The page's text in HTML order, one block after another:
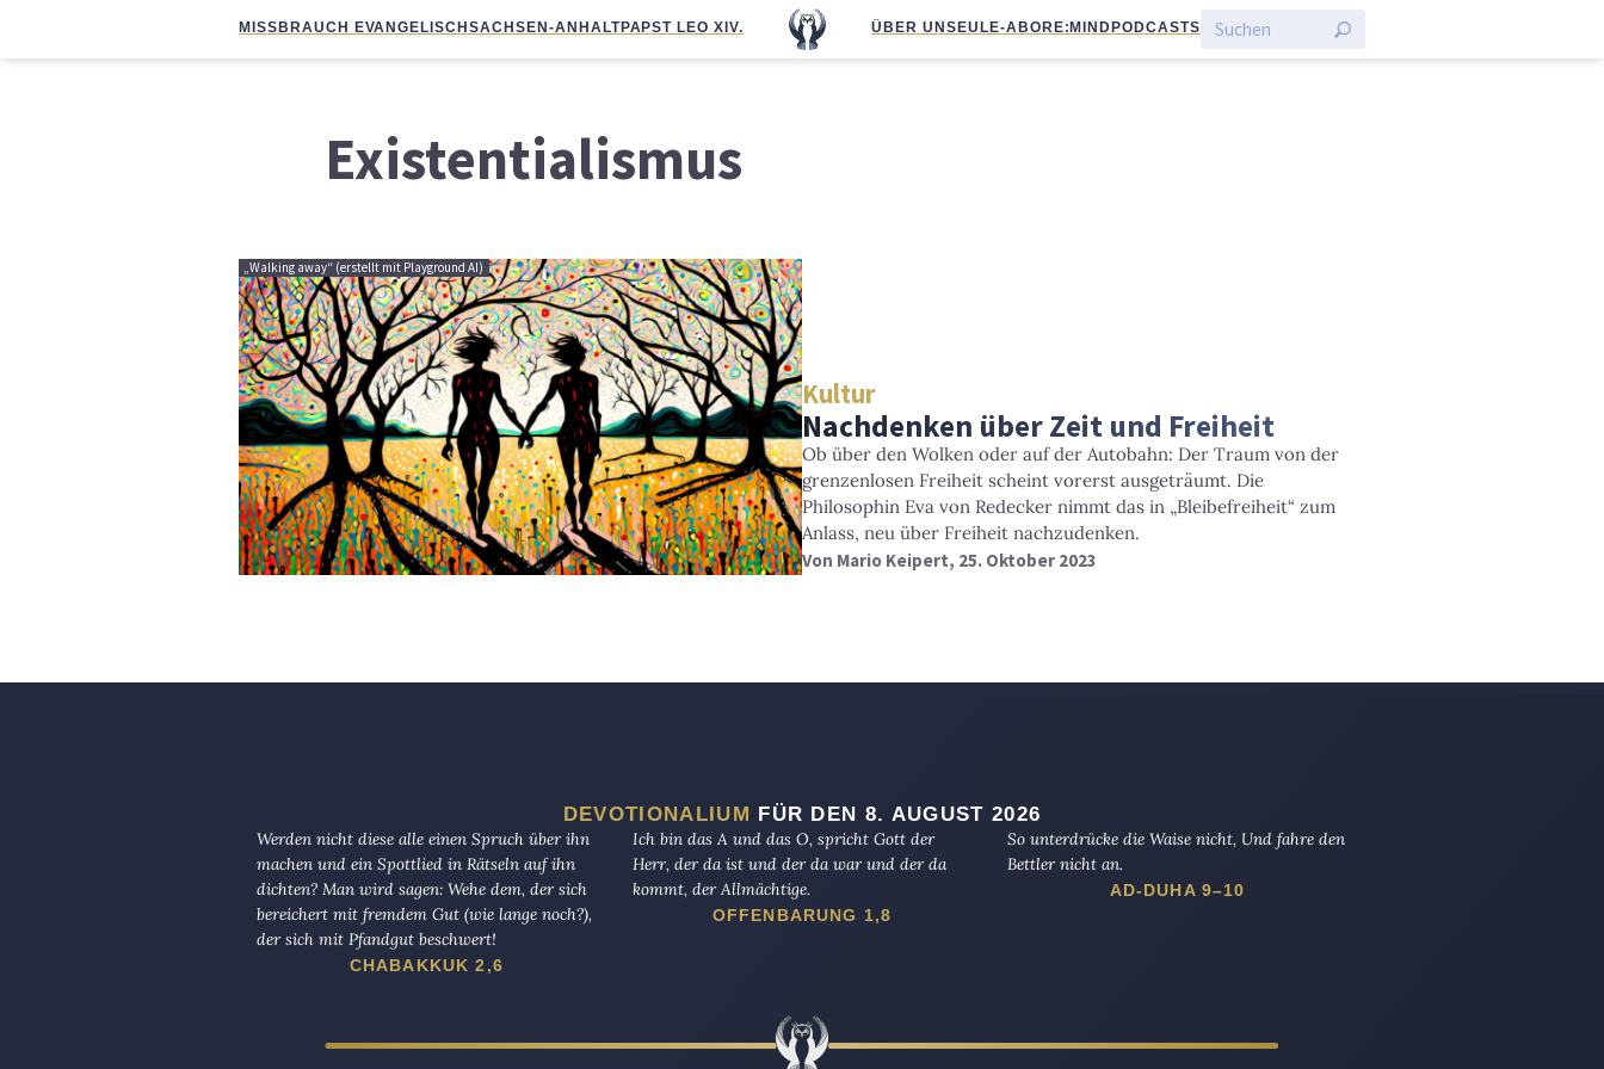
MISSBRAUCH EVANGELISCHSACHSEN-ANHALTPAPST LEO XIV. ÜBER UNS EULE-ABO RE:MIND PODCASTS
Existentialismus
„Walking away“ (erstellt mit Playground AI)
Kultur
Nachdenken über Zeit und Freiheit
Ob über den Wolken oder auf der Autobahn: Der Traum von der
grenzenlosen Freiheit scheint vorerst ausgeträumt. Die
Philosophin Eva von Redecker nimmt das in „Bleibefreiheit“ zum
Anlass, neu über Freiheit nachzudenken.
Von Mario Keipert, 25. Oktober 2023
DEVOTIONALIUM FÜR DEN 8. AUGUST 2026
Werden nicht diese alle einen Spruch über ihn
machen und ein Spottlied in Rätseln auf ihn
dichten? Man wird sagen: Wehe dem, der sich
bereichert mit fremdem Gut (wie lange noch?),
der sich mit Pfandgut beschwert!
CHABAKKUK 2,6
Ich bin das A und das O, spricht Gott der
Herr, der da ist und der da war und der da
kommt, der Allmächtige.
OFFENBARUNG 1,8
So unterdrücke die Waise nicht, Und fahre den
Bettler nicht an.
AD-DUHA 9–10